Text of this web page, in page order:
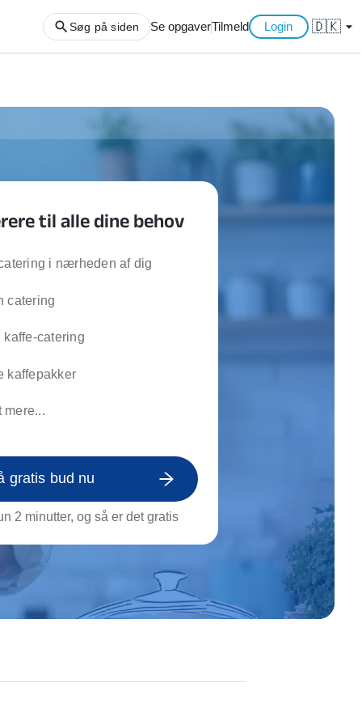
hvidevarer
af tagrende
rengøring
Søg på siden Se opgaverTilmeld Login 🇩🇰 arrow_drop_down
til alle dine behov
i nærheden af dig
catering
kaffe-catering
kaffepakker
mere...
gratis bud nu
2 minutter, og så er det gratis